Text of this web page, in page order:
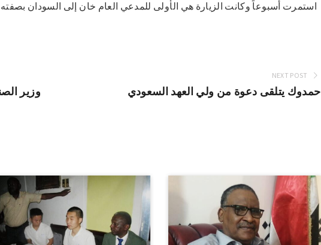
استمرت أسبوعاً وكانت الزيارة هي الأولى للمدعي العام خان إلى السودان
وزير
NEXT POST
حمدوك يتلقى دعوة من ولي العهد السعودي